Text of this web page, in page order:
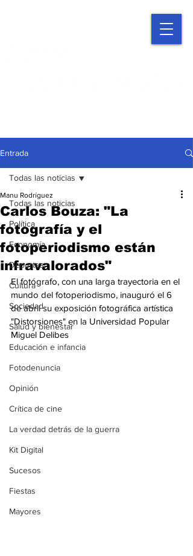
Entrada
Todas las noticias
Política
Economía
Deportes
Cultura
Sociedad
Salud y bienestar
Educación e infancia
Fotodenuncia
Opinión
Crítica de cine
La verdad detrás de la guerra
Kit Digital
Sucesos
Fiestas
Mayores
Todas las noticias
Carlos Bouza: "La
fotografía y el
fotoperiodismo están
infravalorados"
Manu Rodríguez
El fotógrafo, con una larga trayectoria en el
mundo del fotoperiodismo, inauguró el 6
de abril su exposición fotográfica artística
"Distorsiones" en la Universidad Popular
Miguel Delibes